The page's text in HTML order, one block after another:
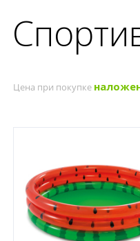
Цена при покупке